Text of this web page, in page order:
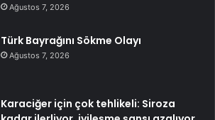
Ağustos 7, 2026
Türk Bayrağını Sökme Olayı
Ağustos 7, 2026
Karaciğer için çok tehlikeli: Siroza